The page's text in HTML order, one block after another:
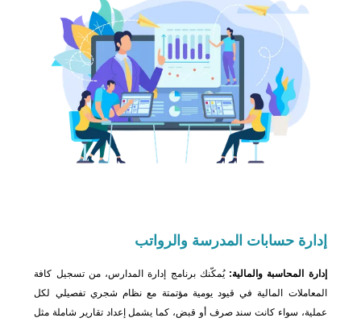
إدارة حسابات المدرسة والرواتب
إدارة المحاسبة والمالية: يُمكّنك برنامج إدارة المدارس، من تسجيل كافة
المعاملات المالية في قيود يومية مؤتمتة مع نظام شجري تفصيلي لكل
عملية، سواء كانت سند صرف أو قبض، كما يشمل إعداد تقارير شاملة مثل